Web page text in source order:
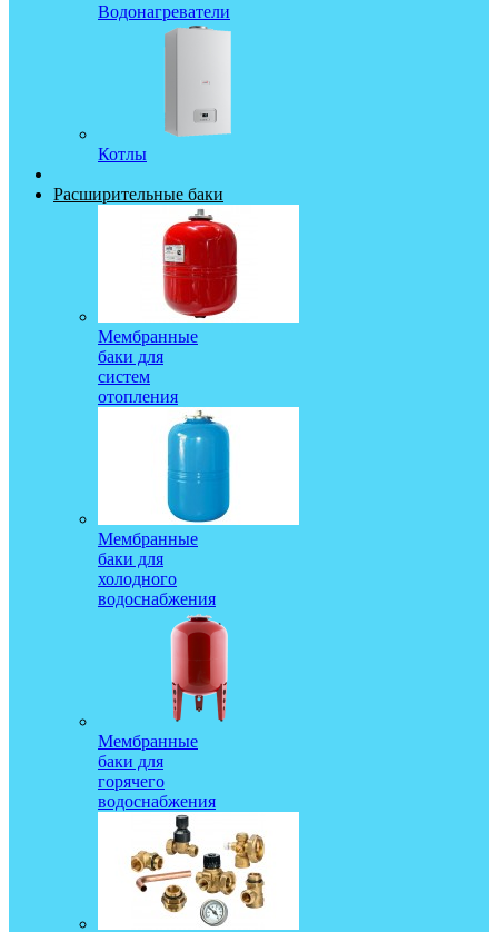
Водонагреватели
Котлы
Расширительные баки
Мембранные
баки для
систем
отопления
Мембранные
баки для
холодного
водоснабжения
Мембранные
баки для
горячего
водоснабжения